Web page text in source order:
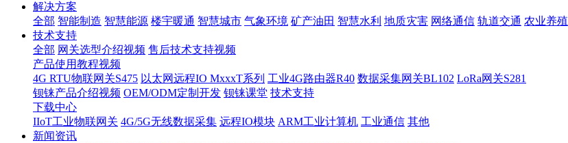
解决方案
全部 智能制造 智慧能源 楼宇暖通 智慧城市 气象环境 矿产油田 智慧水利 地质灾害 网络通信 轨道交通 农业养殖
技术支持
全部 网关选型介绍视频 售后技术支持视频
产品使用教程视频
4G RTU物联网关S475 以太网远程IO MxxxT系列 工业4G路由器R40 数据采集网关BL102 LoRa网关S281
钡铼产品介绍视频 OEM/ODM定制开发 钡铼课堂 技术支持
下载中心
IIoT工业物联网关 4G/5G无线数据采集 远程IO模块 ARM工业计算机 工业通信 其他
新闻资讯